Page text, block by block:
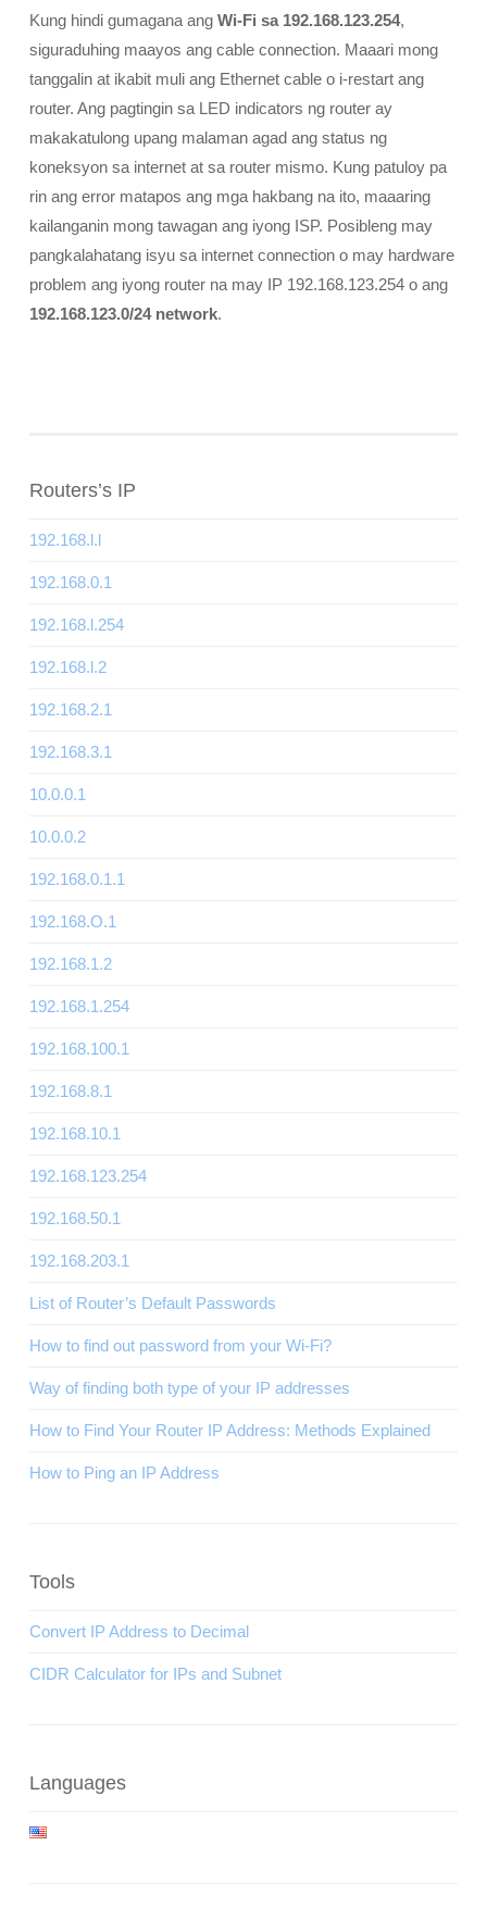
Kung hindi gumagana ang Wi-Fi sa 192.168.123.254,
siguraduhing maayos ang cable connection. Maaari mong
tanggalin at ikabit muli ang Ethernet cable o i-restart ang
router. Ang pagtingin sa LED indicators ng router ay
makakatulong upang malaman agad ang status ng
koneksyon sa internet at sa router mismo. Kung patuloy pa
rin ang error matapos ang mga hakbang na ito, maaaring
kailanganin mong tawagan ang iyong ISP. Posibleng may
pangkalahatang isyu sa internet connection o may hardware
problem ang iyong router na may IP 192.168.123.254 o ang
192.168.123.0/24 network.
Routers’s IP
192.168.l.l
192.168.0.1
192.168.l.254
192.168.l.2
192.168.2.1
192.168.3.1
10.0.0.1
10.0.0.2
192.168.0.1.1
192.168.O.1
192.168.1.2
192.168.1.254
192.168.100.1
192.168.8.1
192.168.10.1
192.168.123.254
192.168.50.1
192.168.203.1
List of Router’s Default Passwords
How to find out password from your Wi-Fi?
Way of finding both type of your IP addresses
How to Find Your Router IP Address: Methods Explained
How to Ping an IP Address
Tools
Convert IP Address to Decimal
CIDR Calculator for IPs and Subnet
Languages